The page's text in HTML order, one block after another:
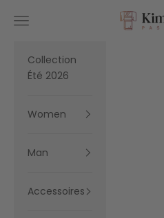
Kimono
Navigation menu
Collection
Été 2026
Women
Man
Accessoires